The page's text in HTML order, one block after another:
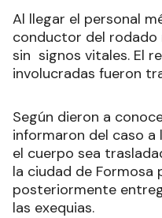
Al llegar el personal
conductor del rodado
sin signos vitales. El
involucradas fueron
Según dieron a
informaron del caso a
el cuerpo sea
la ciudad de Formosa
posteriormente
las exequias.